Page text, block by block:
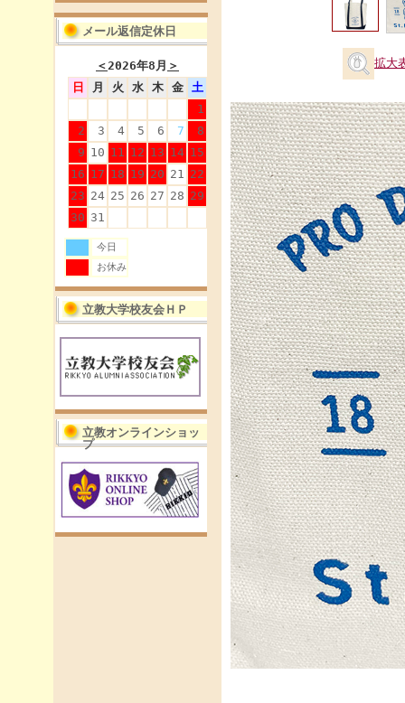
メール返信定休日
＜2026年8月 ＞
日
月 火 水 木 金
土
1
2
3 4 5 6 7
8
9 10 11 12 13 14 15
16 17 18 19 20 21 22
23 24 25 26 27 28 29
30 31
今日
お休み
立教大学校友会ＨＰ
立教オンラインショッ
プ
拡大